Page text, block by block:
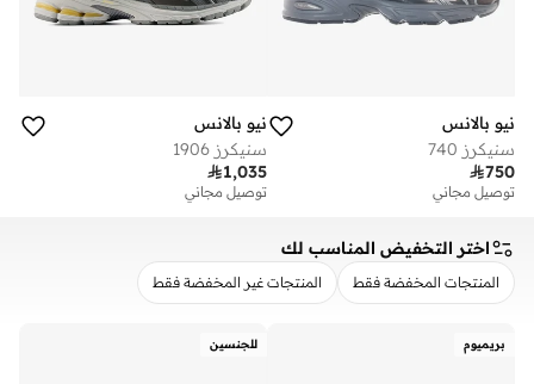
نيو بالانس
سنيكرز 740
750
توصيل مجاني
نيو بالانس
سنيكرز 1906
1,035
توصيل مجاني
اختر التخفيض المناسب لك
المنتجات المخفضة فقط المنتجات غير المخفضة فقط
بريميوم للجنسين